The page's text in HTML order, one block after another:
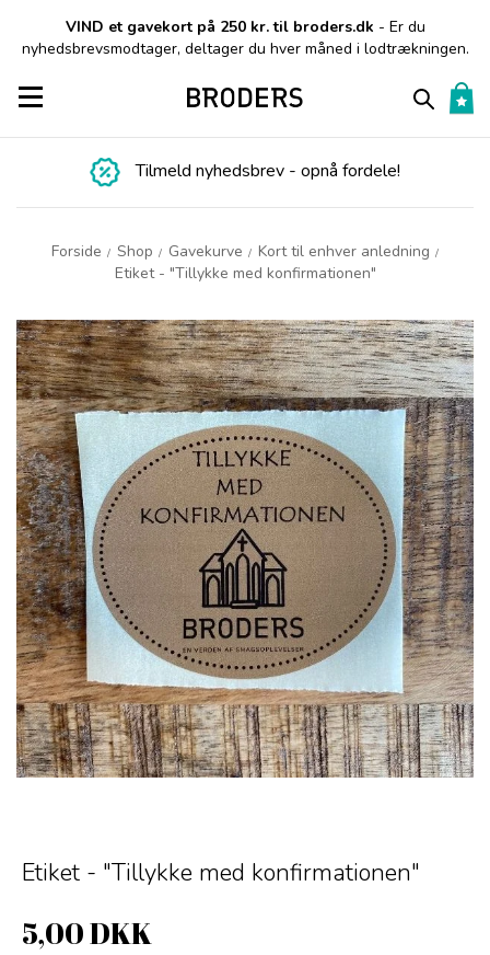
VIND et gavekort på 250 kr. til broders.dk - Er du
nyhedsbrevsmodtager, deltager du hver måned i lodtrækningen.
Toggle navigation
Tilmeld nyhedsbrev - opnå fordele!
Forside / Shop / Gavekurve / Kort til enhver anledning /
Etiket - "Tillykke med konfirmationen"
Etiket - "Tillykke med konfirmationen"
5,00 DKK